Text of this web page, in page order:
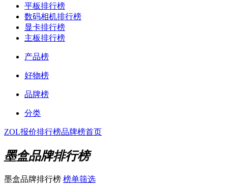
平板排行榜
数码相机排行榜
显卡排行榜
主板排行榜
产品榜
好物榜
品牌榜
分类
ZOL报价排行榜品牌榜首页
墨盒品牌排行榜
墨盒品牌排行榜 榜单筛选